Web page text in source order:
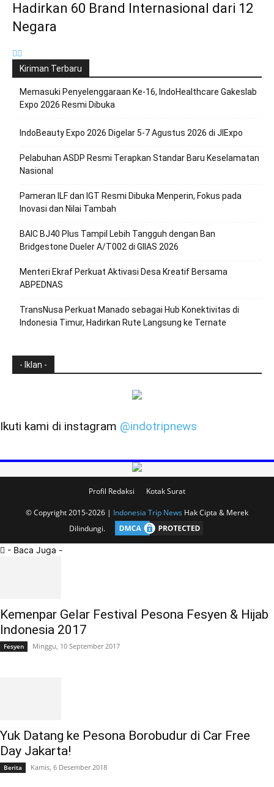
Hadirkan 60 Brand Internasional dari 12
Negara
Kiriman Terbaru
Memasuki Penyelenggaraan Ke-16, IndoHealthcare Gakeslab
Expo 2026 Resmi Dibuka
IndoBeauty Expo 2026 Digelar 5-7 Agustus 2026 di JIExpo
Pelabuhan ASDP Resmi Terapkan Standar Baru Keselamatan
Nasional
Pameran ILF dan IGT Resmi Dibuka Menperin, Fokus pada
Inovasi dan Nilai Tambah
BAIC BJ40 Plus Tampil Lebih Tangguh dengan Ban
Bridgestone Dueler A/T002 di GIIAS 2026
Menteri Ekraf Perkuat Aktivasi Desa Kreatif Bersama
ABPEDNAS
TransNusa Perkuat Manado sebagai Hub Konektivitas di
Indonesia Timur, Hadirkan Rute Langsung ke Ternate
- Iklan -
Ikuti kami di instagram @indotripnews
Profil Redaksi Kotak Surat
© Copyright 2015-2026 | Indonesia Trip News Hak Cipta & Merek
Dilindungi.
- Baca Juga -
Kemenpar Gelar Festival Pesona Fesyen & Hijab
Indonesia 2017
Fesyen Minggu, 10 September 2017
Yuk Datang ke Pesona Borobudur di Car Free
Day Jakarta!
Berita Kamis, 6 Desember 2018